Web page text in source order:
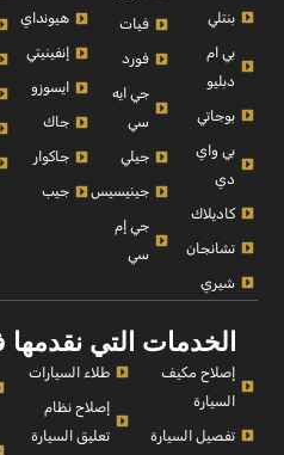
بنتلي
بي ام
دبليو
بوجاتي
بي واي
دي
كاديلاك
تشانجان
شيري
فيات
فورد
جي ايه
سي
جيلي
جينيسيس
جي إم
سي
هيونداي
إنفينيتي
ايسوزو
جاك
جاكوار
جيب
الخدمات التي
إصلاح مكيف
السيارة
تفصيل السيارة
طلاء السيارات
إصلاح نظام
تعليق السيارة